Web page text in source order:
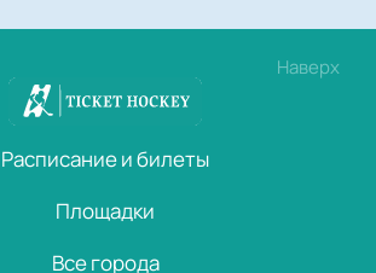
Наверх
Расписание и билеты
Площадки
Все города